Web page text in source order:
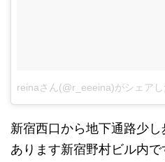
reinaさん(@r_eeeina)がシェア
新宿西口から地下通路少
あります新宿野村ビル内で